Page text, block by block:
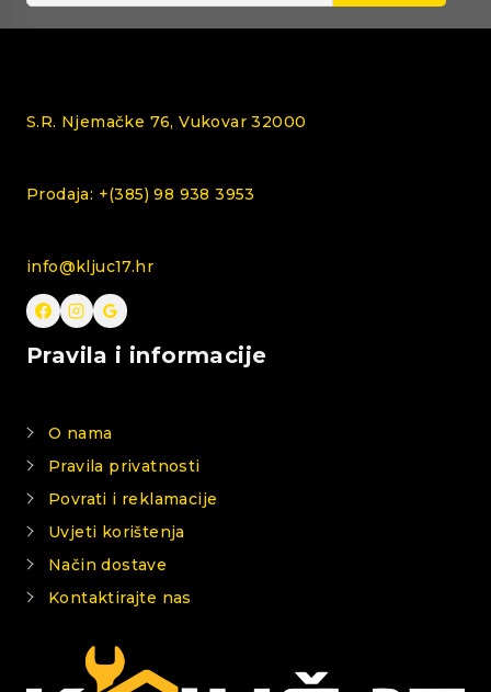
S.R. Njemačke 76, Vukovar 32000
Prodaja: +(385) 98 938 3953
info@kljuc17.hr
Pravila i informacije
O nama
Pravila privatnosti
Povrati i reklamacije
Uvjeti korištenja
Način dostave
Kontaktirajte nas